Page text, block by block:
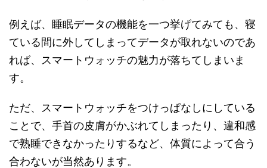
例えば、睡眠データの機能を一つ挙げてみても、寝
ている間に外してしまってデータが取れないのであ
れば、スマートウォッチの魅力が落ちてしまいま
す。
ただ、スマートウォッチをつけっぱなしにしている
ことで、手首の皮膚がかぶれてしまったり、違和感
で熟睡できなかったりするなど、体質によって合う
合わないが当然あります。